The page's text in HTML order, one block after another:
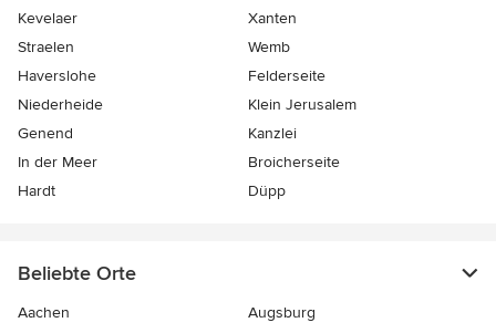
Kevelaer
Xanten
Straelen
Wemb
Haverslohe
Felderseite
Niederheide
Klein Jerusalem
Genend
Kanzlei
In der Meer
Broicherseite
Hardt
Düpp
Beliebte Orte
Aachen
Augsburg